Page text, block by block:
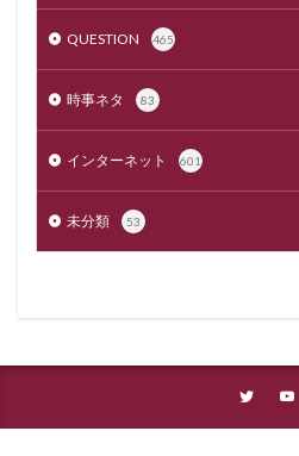
QUESTION 465
時事ネタ 83
インターネット 601
未分類 53